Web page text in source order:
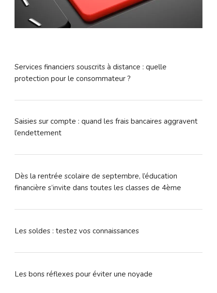
Services financiers souscrits à distance : quelle
protection pour le consommateur ?
Saisies sur compte : quand les frais bancaires aggravent
l’endettement
Dès la rentrée scolaire de septembre, l’éducation
financière s’invite dans toutes les classes de 4ème
Les soldes : testez vos connaissances
Les bons réflexes pour éviter une noyade